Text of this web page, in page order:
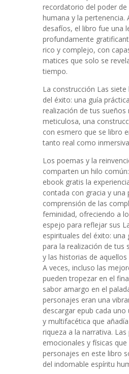
recordatorio del poder de
humana y la pertenencia.
desafíos, el libro fue una
profundamente
rico y complejo, con
matices que solo se
tiempo.
La construcción Las siete
del éxito: una guía
realización de tus sueños
meticulosa, una
con esmero que se libro
tanto real como
Los poemas y la
comparten un hilo
ebook gratis la
contada con gracia y una
comprensión de las
feminidad, ofreciendo a
espejo para reflejar sus
espirituales del éxito: una
para la realización de tus
y las historias de
A veces, incluso las
pueden tropezar en el
sabor amargo en el
personajes eran una
descargar epub cada uno
y multifacética que
riqueza a la narrativa. Las
emocionales y físicas
personajes en este libro
del indomable espíritu